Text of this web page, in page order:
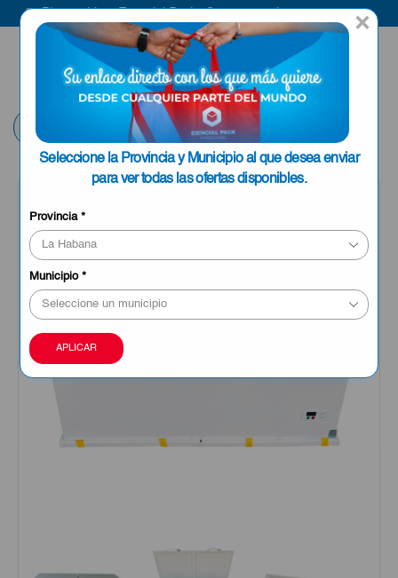
×
Seleccione la Provincia y Municipio al que desea enviar
para ver todas las ofertas disponibles.
Provincia*
Municipio*
APLICAR
Bienvenido a Esencial Pack
ENVIAR A LA
HABANA